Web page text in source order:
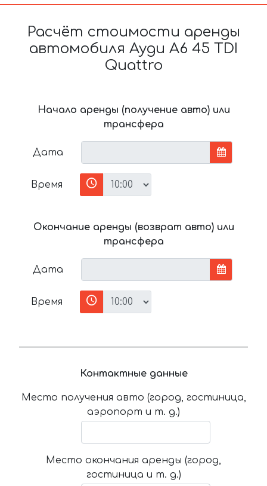
Расчёт стоимости аренды
автомобиля Ауди A6 45 TDI
Quattro
Начало аренды (получение авто) или
трансфера
Дата
Время
Окончание аренды (возврат авто) или
трансфера
Дата
Время
Контактные данные
Место получения авто (город, гостиница,
аэропорт и т. д.)
Место окончания аренды (город,
гостиница и т. д.)